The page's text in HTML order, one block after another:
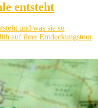
entsteht
und was sie so
auf ihrer Entdeckungstour